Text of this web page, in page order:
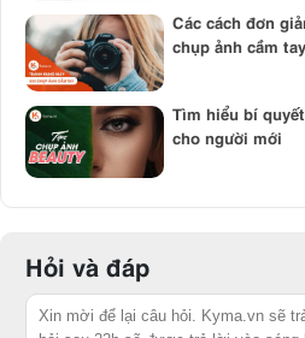
Các cách đơn
chụp ảnh cầm tay
Tìm hiểu bí
cho người mới
Hỏi và đáp